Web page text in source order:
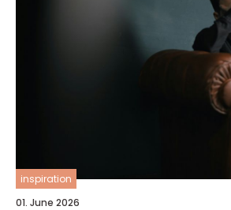
inspiration
01. June 2026